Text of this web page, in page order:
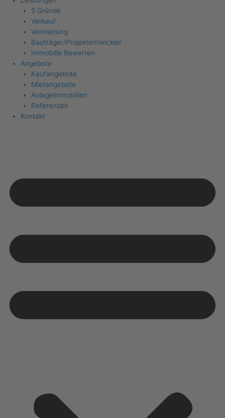
5 Gründe
Verkauf
Vermietung
Bauträger/Projektentwickler
Immobilie Bewerten
Angebote
Kaufangebote
Mietangebote
Anlageimmobilien
Referenzen
Kontakt